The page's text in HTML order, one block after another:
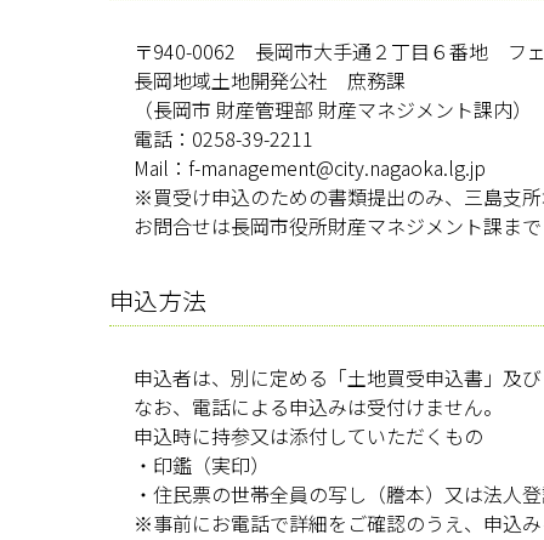
〒940-0062 長岡市大手通２丁目６番地 フ
長岡地域土地開発公社 庶務課
（長岡市 財産管理部 財産マネジメント課内）
電話：0258-39-2211
Mail：f-management@city.nagaoka.lg.jp
※買受け申込のための書類提出のみ、三島支
お問合せは長岡市役所財産マネジメント課ま
申込方法
申込者は、別に定める「土地買受申込書」及
なお、電話による申込みは受付けません。
申込時に持参又は添付していただくもの
・印鑑（実印）
・住民票の世帯全員の写し（謄本）又は法人
※事前にお電話で詳細をご確認のうえ、申込